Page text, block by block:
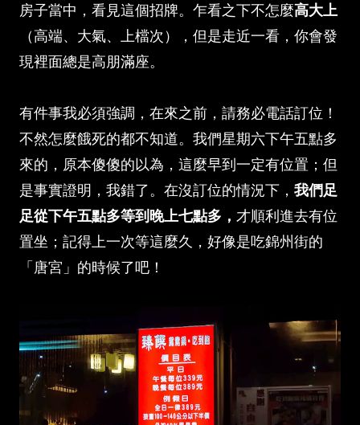
房子當中，看見這個招牌。乍看之下不怎麼高大上
（高端、大氣、上檔次），但是走近一看，你會發
現裡面總是高朋滿座。
有件事我必須強調，在來之前，請務必電話訂位！
不然怎麼餓死的都不知道。我們星期六下午五點多
來的，原本傻傻的以為，這麼早到一定有位置；但
是事實證明，我錯了。在沒訂位的情況下， 我們足
足從下午五點多等到晚上七點多， 才順利進去有位
置坐；記得上一次等這麼久，好像是吃錦州街的
「唐宮」的時候了吧！